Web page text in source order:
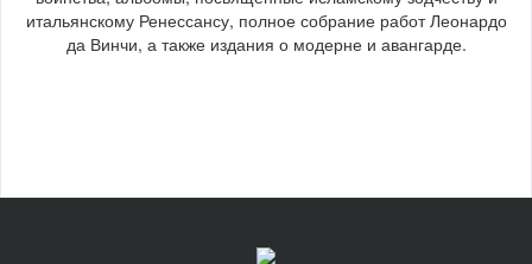
итальянскому Ренессансу, полное собрание работ Леонардо
да Винчи, а также издания о модерне и авангарде.